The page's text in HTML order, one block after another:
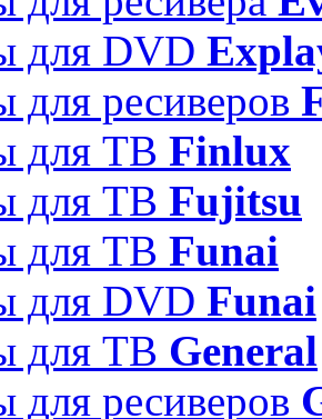
для DVD
для ресиверов
для ТВ Finlux
для ТВ Fujitsu
для ТВ Funai
для DVD Funai
для ТВ General
для ресиверов